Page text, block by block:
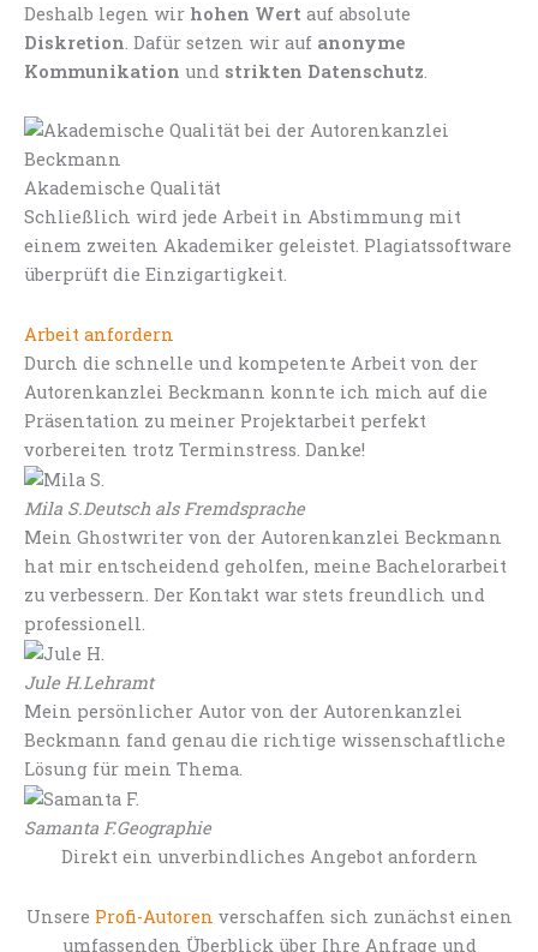
Deshalb legen wir hohen Wert auf absolute
Diskretion . Dafür setzen wir auf anonyme
Kommunikation und strikten Datenschutz
Akademische Qualität
Schließlich wird jede Arbeit in Abstimmung mit
einem zweiten Akademiker geleistet. Plagiatssoftware
überprüft die Einzigartigkeit.
Arbeit anfordern
Durch die schnelle und kompetente Arbeit von der
Autorenkanzlei Beckmann konnte ich mich auf die
Präsentation zu meiner Projektarbeit perfekt
vorbereiten trotz Terminstress. Danke!
Mila S.Deutsch als Fremdsprache
Mein Ghostwriter von der Autorenkanzlei Beckmann
hat mir entscheidend geholfen, meine Bachelorarbeit
zu verbessern. Der Kontakt war stets freundlich und
professionell.
Jule H.Lehramt
Mein persönlicher Autor von der Autorenkanzlei
Beckmann fand genau die richtige wissenschaftliche
Lösung für mein Thema.
Samanta F.Geographie
Direkt ein unverbindliches Angebot anfordern
Unsere Profi-Autoren verschaffen sich zunächst einen
umfassenden Überblick über Ihre Anfrage und